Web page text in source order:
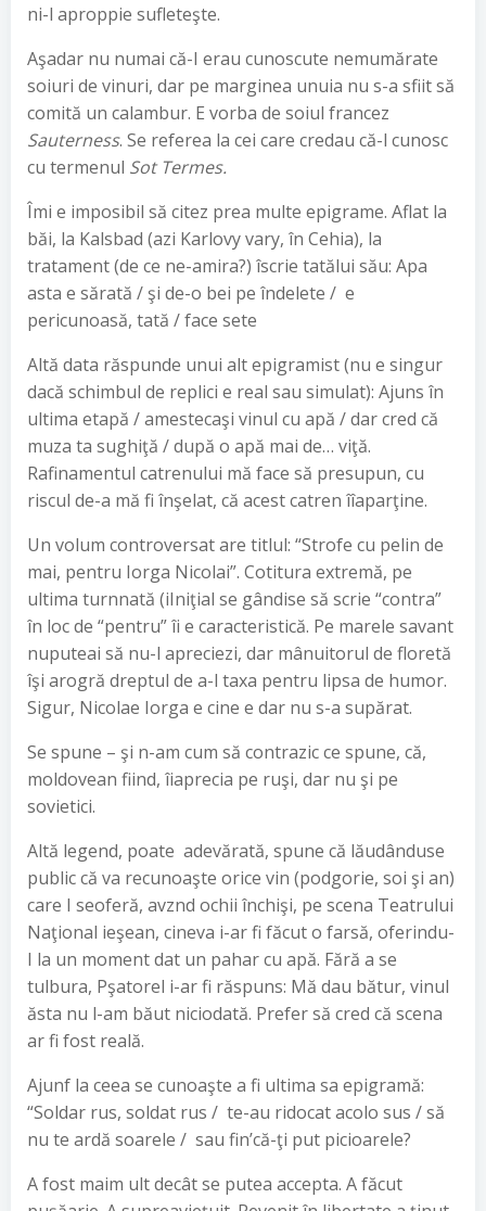
ni-l aproppie sufleteşte.
Aşadar nu numai că-I erau cunoscute nemumărate
soiuri de vinuri, dar pe marginea unuia nu s-a sfiit să
comită un calambur. E vorba de soiul francez
Sauterness. Se referea la cei care credau că-l cunosc
cu termenul Sot Termes.
Îmi e imposibil să citez prea multe epigrame. Aflat la
băi, la Kalsbad (azi Karlovy vary, în Cehia), la
tratament (de ce ne-amira?) îscrie tatălui său: Apa
asta e sărată / şi de-o bei pe îndelete / e
pericunoasă, tată / face sete
Altă data răspunde unui alt epigramist (nu e singur
dacă schimbul de replici e real sau simulat): Ajuns în
ultima etapă / amestecaşi vinul cu apă / dar cred că
muza ta sughiţă / după o apă mai de… viţă.
Rafinamentul catrenului mă face să presupun, cu
riscul de-a mă fi înşelat, că acest catren îîaparţine.
Un volum controversat are titlul: “Strofe cu pelin de
mai, pentru Iorga Nicolai”. Cotitura extremă, pe
ultima turnnată (iIniţial se gândise să scrie “contra”
în loc de “pentru” îi e caracteristică. Pe marele savant
nuputeai să nu-l apreciezi, dar mânuitorul de floretă
îşi arogră dreptul de a-l taxa pentru lipsa de humor.
Sigur, Nicolae Iorga e cine e dar nu s-a supărat.
Se spune – şi n-am cum să contrazic ce spune, că,
moldovean fiind, îiaprecia pe ruşi, dar nu şi pe
sovietici.
Altă legend, poate adevărată, spune că lăudânduse
public că va recunoaşte orice vin (podgorie, soi şi an)
care I seoferă, avznd ochii închişi, pe scena Teatrului
Naţional ieşean, cineva i-ar fi făcut o farsă, oferindu-
I la un moment dat un pahar cu apă. Fără a se
tulbura, Pşatorel i-ar fi răspuns: Mă dau bătur, vinul
ăsta nu l-am băut niciodată. Prefer să cred că scena
ar fi fost reală.
Ajunf la ceea se cunoaşte a fi ultima sa epigramă:
“Soldar rus, soldat rus / te-au ridocat acolo sus / să
nu te ardă soarele / sau fin’că-ţi put picioarele?
A fost maim ult decât se putea accepta. A făcut